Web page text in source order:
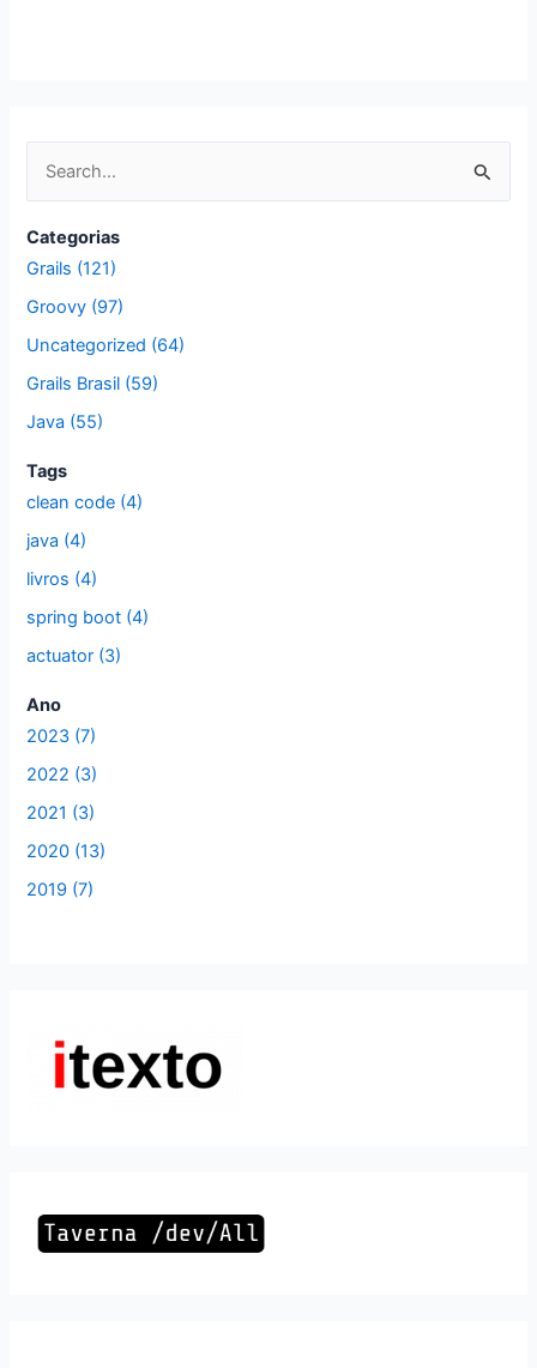
s
q
u
r
p
o
r
:
Categorias
Grails (121)
Groovy (97)
Uncategorized (64)
Grails Brasil (59)
Java (55)
Tags
clean code (4)
java (4)
livros (4)
spring boot (4)
actuator (3)
Ano
2023 (7)
2022 (3)
2021 (3)
2020 (13)
2019 (7)